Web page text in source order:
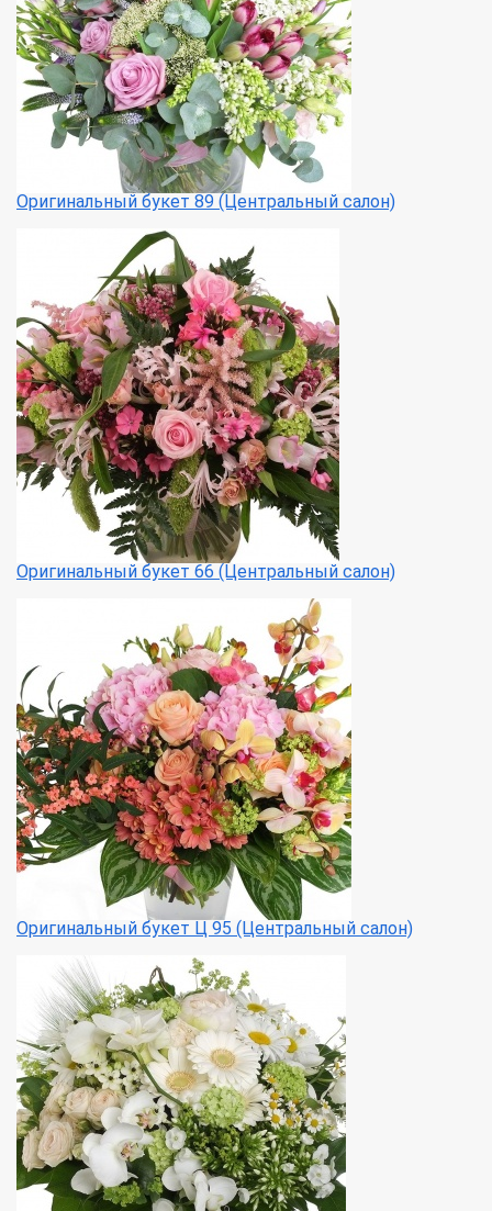
Оригинальный букет 89 (Центральный салон)
Оригинальный букет 66 (Центральный салон)
Оригинальный букет Ц 95 (Центральный салон)